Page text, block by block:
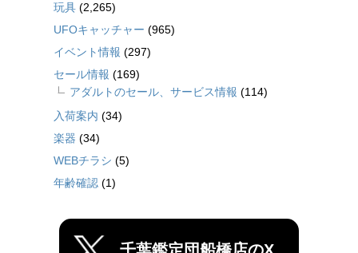
玩具 (2,265)
UFOキャッチャー (965)
イベント情報 (297)
セール情報 (169)
アダルトのセール、サービス情報 (114)
入荷案内 (34)
楽器 (34)
WEBチラシ (5)
年齢確認 (1)